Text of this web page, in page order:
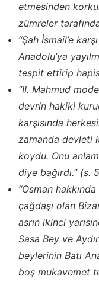
etmesinden
zümreler
“Şah İsmail’e
Anadolu’ya
tespit ettirip
“II. Mahmud
devrin hakiki
karşısında
zamanda devleti
koydu. Onu
diye bağırdı.” (s.
“Osman
çağdaşı olan
asrın ikinci
Sasa Bey ve
beylerinin Batı
boş mukavemet